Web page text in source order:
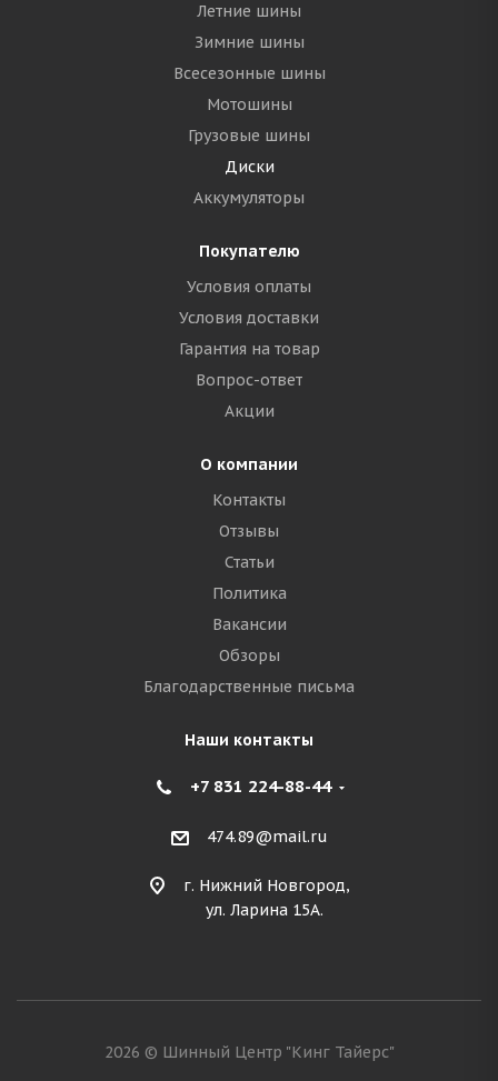
Летние шины
Зимние шины
Всесезонные шины
Мотошины
Грузовые шины
Диски
Аккумуляторы
Покупателю
Условия оплаты
Условия доставки
Гарантия на товар
Вопрос-ответ
Акции
О компании
Контакты
Отзывы
Статьи
Политика
Вакансии
Обзоры
Благодарственные письма
Наши контакты
+7 831 224-88-44
474.89@mail.ru
г. Нижний Новгород,
ул. Ларина 15А.
2026 © Шинный Центр "Кинг Тайерс"